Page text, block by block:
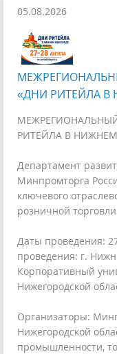
05.08.2026
«ДНИ РИТЕЙЛА
РИТЕЙЛА В
Департамент
Минпромторга
ключевого
розничной
Даты проведения:
проведения: г.
Корпоративный
Нижегородской
Организаторы:
Нижегородской
промышленности,